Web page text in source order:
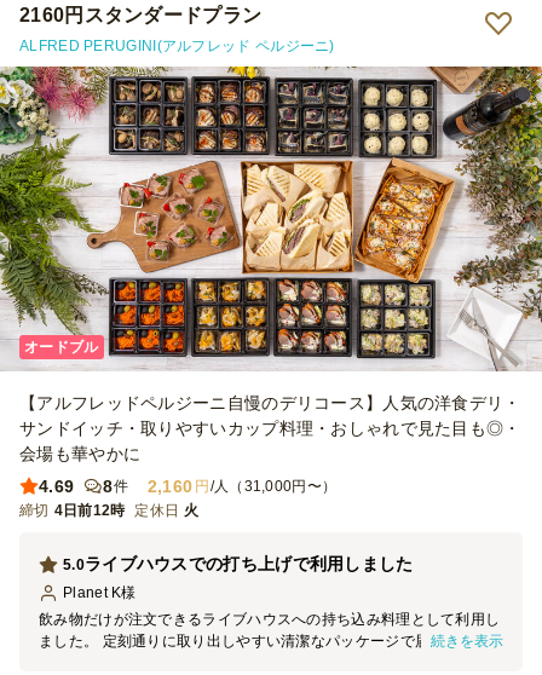
ルに出す際に混乱した） ・それなりにまとまった量を注文している
ので、プラ容器（小分けでない方）はメニューごとに別々にして頂き
たかった。 また機会があれば頼みたいと思います。
2160円スタンダードプラン
ALFRED PERUGINI(アルフレッド ペルジーニ)
オードブル
【アルフレッドペルジーニ自慢のデリコース】人気の洋食デリ・
サンドイッチ・取りやすいカップ料理・おしゃれで見た目も◎・
会場も華やかに
4.69
8件 2,160 円 /人（31,000円〜）
締切 4日前12時 定休日 火
ライブハウスでの打ち上げで利用しました
5.0
Planet K様
飲み物だけが注文できるライブハウスへの持ち込み料理として利用し
ました。 定刻通りに取り出しやすい清潔なパッケージで届けていた
続きを表示